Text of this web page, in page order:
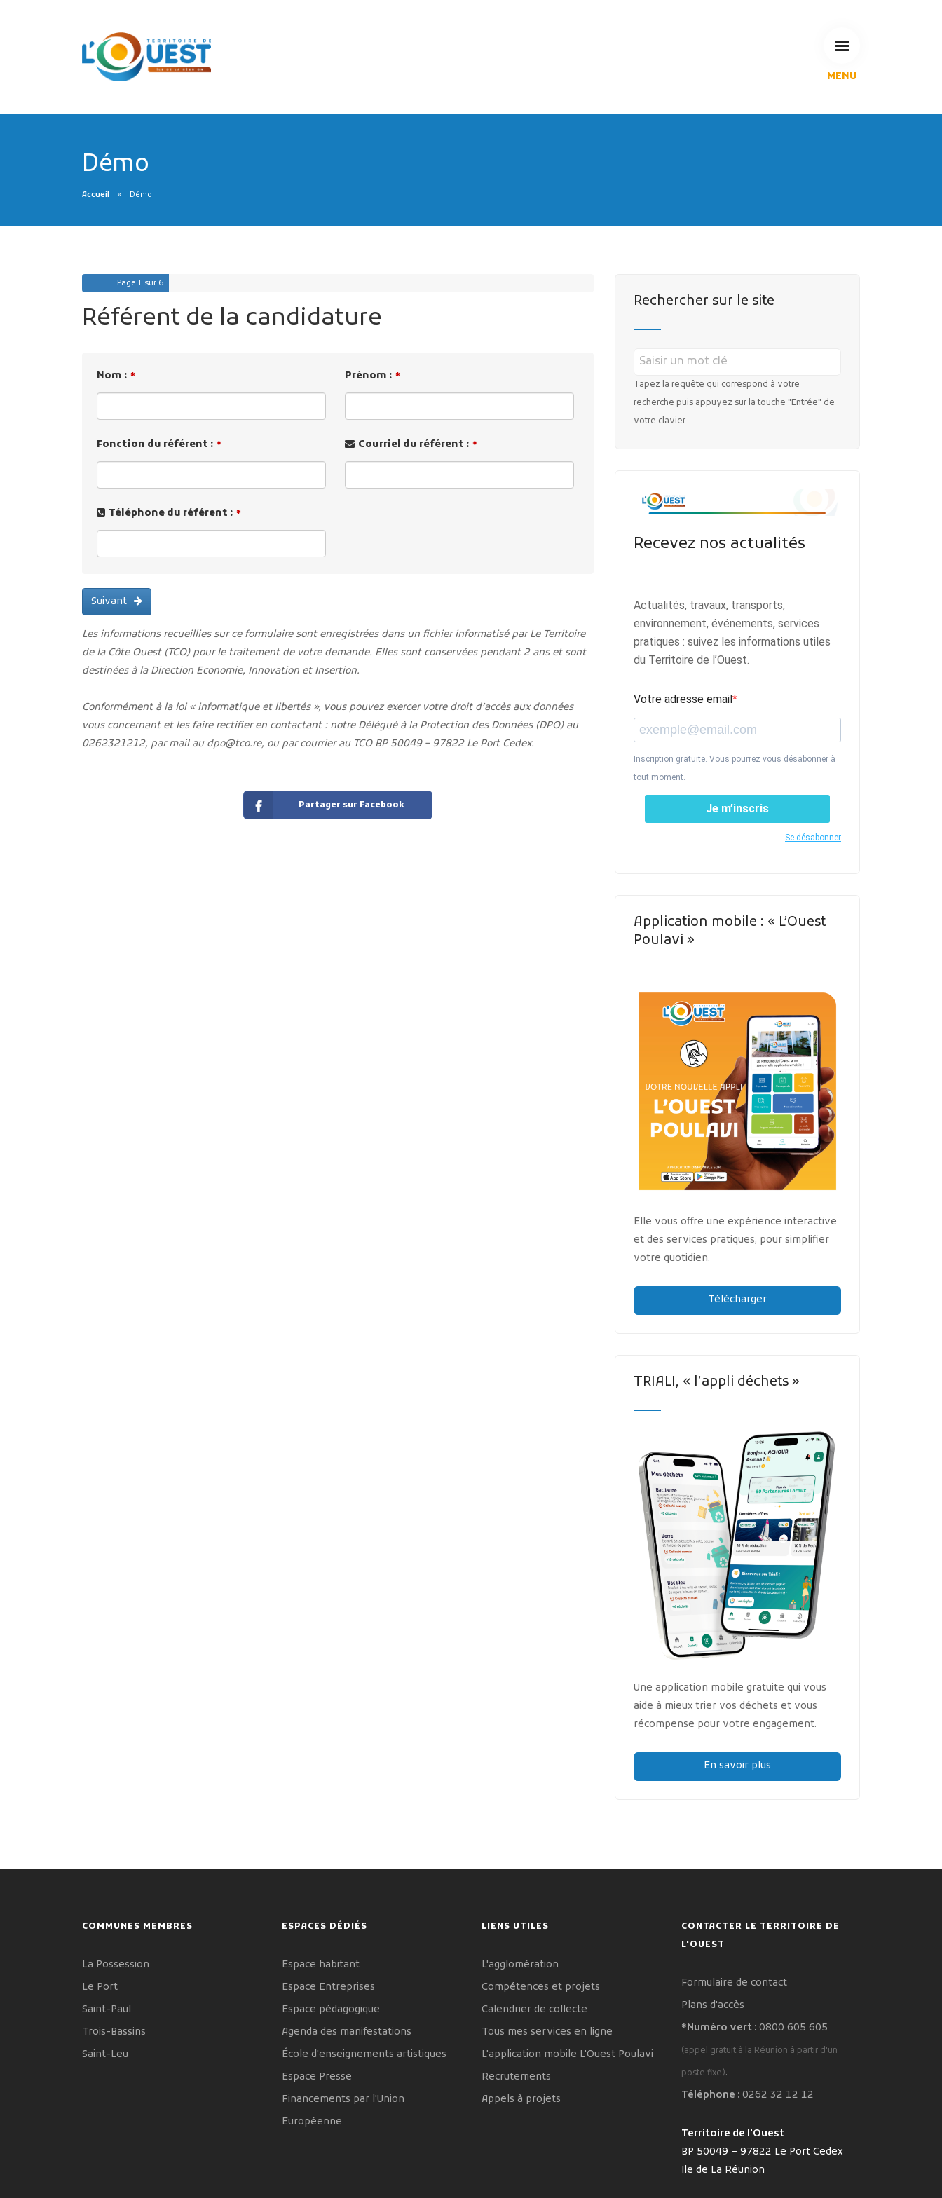
MENU
Plans d'accès
Démo
Accueil Démo
Page1 sur 6
Référent de la candidature
Nom : *
Fonction du référent : *
Téléphone du référent : *
Prénom : *
Courriel du référent : *
Suivant
Les informations recueillies sur ce formulaire sont enregistrées dans un fichier informatisé par Le Territoire
de la Côte Ouest (TCO) pour le traitement de votre demande. Elles sont conservées pendant 2 ans et sont
destinées à la Direction Economie, Innovation et Insertion.
Conformément à la loi « informatique et libertés », vous pouvez exercer votre droit d’accès aux données
vous concernant et les faire rectifier en contactant : notre Délégué à la Protection des Données (DPO) au
0262321212, par mail au dpo@tco.re, ou par courrier au TCO BP 50049 – 97822 Le Port Cedex.
Partager sur Facebook
Rechercher sur le site
Tapez la requête qui correspond à votre
recherche puis appuyez sur la touche "Entrée" de
votre clavier.
Recevez nos actualités
Actualités, travaux, transports,
environnement, événements, services
pratiques : suivez les informations utiles
du Territoire de l’Ouest.
Votre adresse email
Inscription gratuite. Vous pourrez vous désabonner à
tout moment.
Je m’inscris
Se désabonner
Application mobile : « L’Ouest
Poulavi »
Elle vous offre une expérience interactive
et des services pratiques, pour simplifier
votre quotidien.
Télécharger
TRIALI, « l’appli déchets »
Une application mobile gratuite qui vous
aide à mieux trier vos déchets et vous
récompense pour votre engagement.
En savoir plus
COMMUNES MEMBRES
La Possession
Le Port
Saint-Paul
Trois-Bassins
Saint-Leu
ESPACES DÉDIÉS
Espace habitant
Espace Entreprises
Espace pédagogique
Agenda des manifestations
École d'enseignements artistiques
Espace Presse
Financements par l'Union
Européenne
LIENS UTILES
L'agglomération
Compétences et projets
Calendrier de collecte
Tous mes services en ligne
L'application mobile L'Ouest Poulavi
Recrutements
Appels à projets
CONTACTER LE TERRITOIRE DE
L'OUEST
Formulaire de contact
Plans d'accès
*Numéro vert : 0800 605 605
(appel gratuit à la Réunion à partir d'un
poste fixe).
Téléphone : 0262 32 12 12
Territoire de l'Ouest
BP 50049 – 97822 Le Port Cedex
Ile de La Réunion